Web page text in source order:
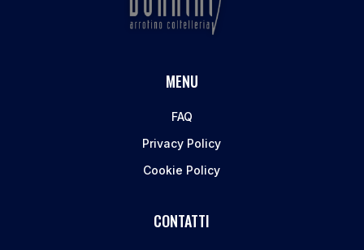
MENU
FAQ
Privacy Policy
Cookie Policy
CONTATTI